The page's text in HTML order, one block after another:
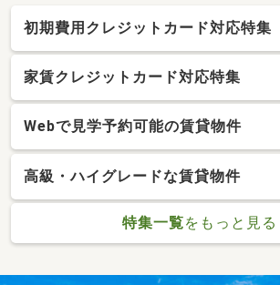
初期費用クレジットカード対応特集
家賃クレジットカード対応特集
Webで見学予約可能の賃貸物件
高級・ハイグレードな賃貸物件
特集一覧をもっと見る